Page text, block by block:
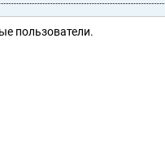
пользователи.